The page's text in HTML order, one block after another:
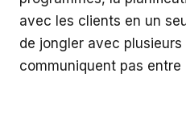
avec les clients en un
de jongler avec
communiquent pas entre